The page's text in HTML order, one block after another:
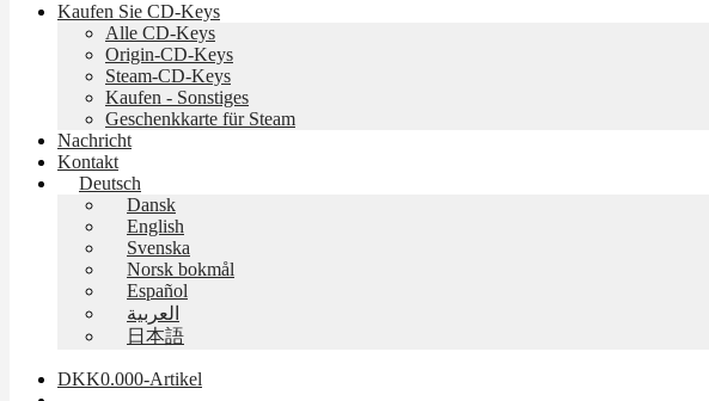
Kaufen Sie CD-Keys
Alle CD-Keys
Origin-CD-Keys
Steam-CD-Keys
Kaufen - Sonstiges
Geschenkkarte für Steam
Nachricht
Kontakt
Deutsch
Dansk
English
Svenska
Norsk bokmål
Español
العربية
日本語
DKK0.000-Artikel